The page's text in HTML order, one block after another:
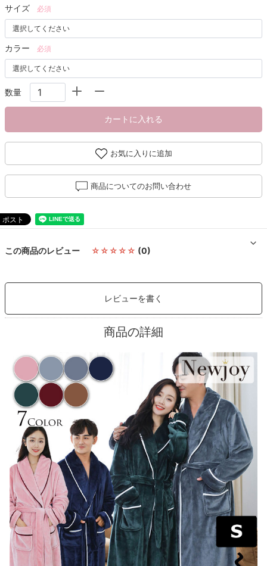
サイズ 必須
カラー 必須
数量
カートに入れる
お気に入りに追加
商品についてのお問い合わせ
この商品のレビュー ☆☆☆☆☆ (0)
レビューを書く
商品の詳細